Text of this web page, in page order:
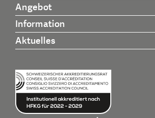
Angebot
Information
Aktuelles